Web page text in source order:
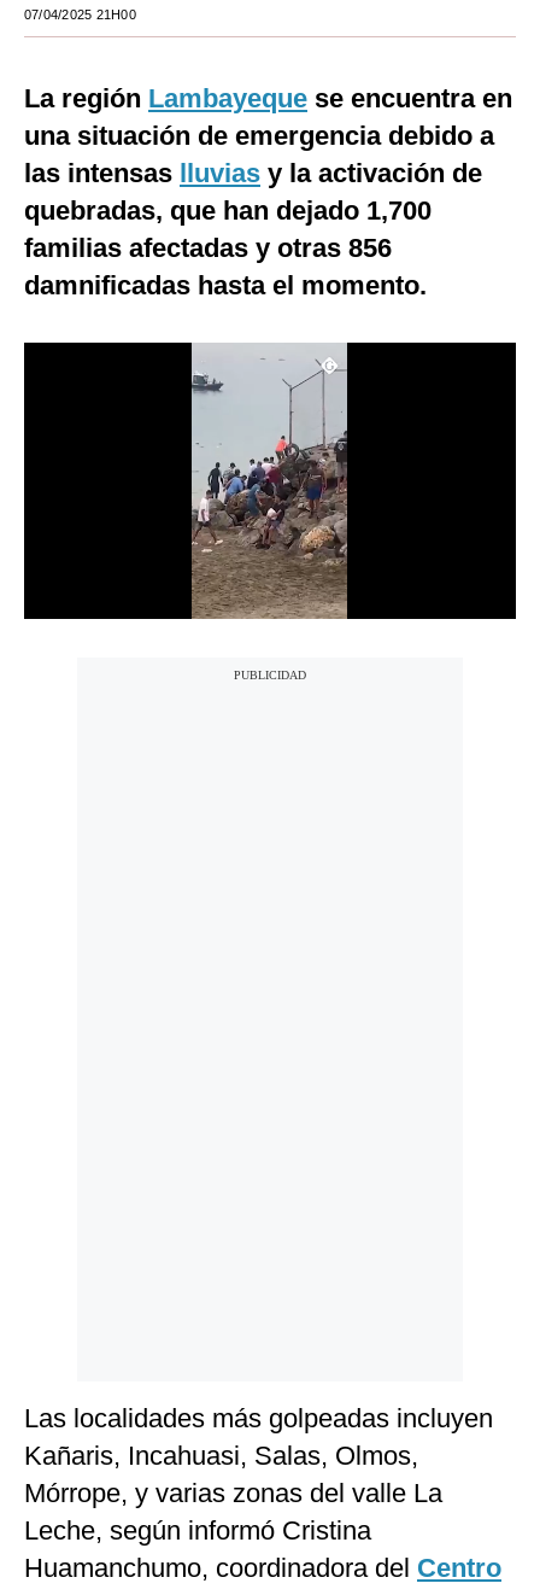
Mundo
México
España
Tecnología
Videos
07/04/2025 21H00
La región Lambayeque se encuentra en
una situación de emergencia debido a
las intensas lluvias y la activación de
quebradas, que han dejado 1,700
familias afectadas y otras 856
damnificadas hasta el momento.
Las localidades más golpeadas incluyen
Kañaris, Incahuasi, Salas, Olmos,
Mórrope, y varias zonas del valle La
Leche, según informó Cristina
Huamanchumo, coordinadora del Centro